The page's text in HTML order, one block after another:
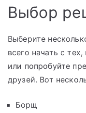
Выбор
Выберите
всего начать с
или попробуйте
друзей. Вот
Борщ